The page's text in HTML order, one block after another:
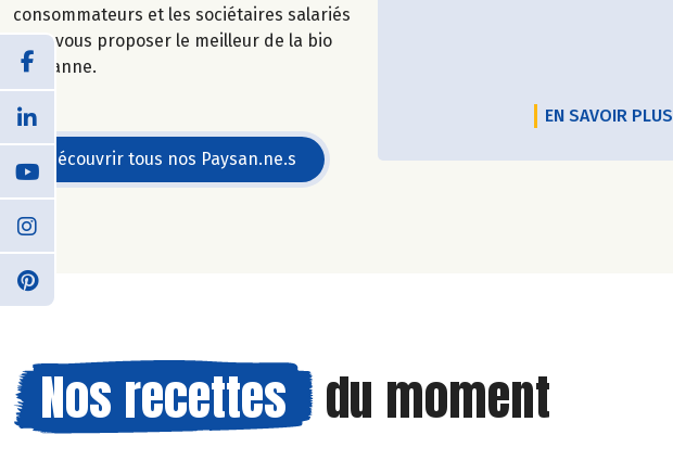
consommateurs et les sociétaires salariés
pour vous proposer le meilleur de la bio
paysanne.
Découvrir tous nos Paysan.ne.s
EN SAVOIR PLUS
Nos recettes du moment